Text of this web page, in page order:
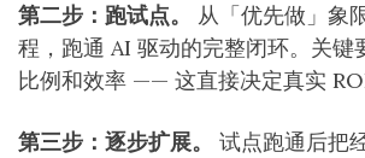
第二步：跑试点。
从「优先做」象
程，跑通 AI 驱动的完整闭环。关键
比例和效率 —— 这直接决定真实 ROI
第三步：逐步扩展。
试点跑通后把